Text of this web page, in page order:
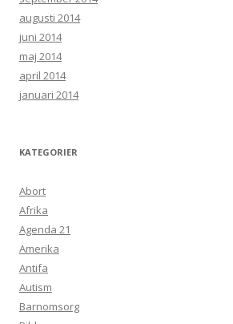
augusti 2014
juni 2014
maj 2014
april 2014
januari 2014
KATEGORIER
Abort
Afrika
Agenda 21
Amerika
Antifa
Autism
Barnomsorg